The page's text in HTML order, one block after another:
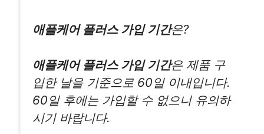
애플케어 플러스 가입 기간은?
애플케어 플러스 가입 기간은 제품 구
입한 날을 기준으로 60일 이내입니다.
60일 후에는 가입할 수 없으니 유의하
시기 바랍니다.